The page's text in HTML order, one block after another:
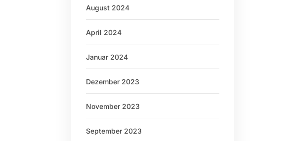
August 2024
April 2024
Januar 2024
Dezember 2023
November 2023
September 2023